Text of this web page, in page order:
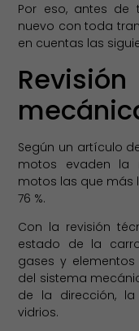
Por eso, antes de
nuevo con toda
en cuentas las
Según un artículo
motos evaden la
motos las que más
76 %.
Con la revisión
estado de la
gases y
del sistema
de la dirección, la
vidrios.